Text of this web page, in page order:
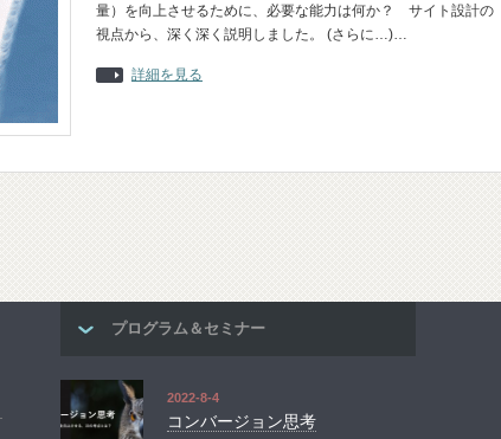
量）を向上させるために、必要な能力は何か？ サイト設計の
視点から、深く深く説明しました。 (さらに…)…
詳細を見る
プログラム＆セミナー
2022-8-4
コンバージョン思考